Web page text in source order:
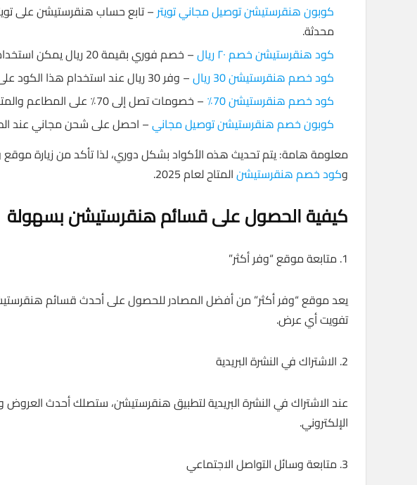
كوبون هنقرستيشن توصيل مجاني تويتر– تابع حساب هنقرستيشن على
محدثة.
كود هنقرستيشن خصم ٢٠ ريال
– خصم فوري بقيمة 20 ريال يمكن استخدامه على أي طلب يتجاوز الحد الأدنى المطلوب.
كود خصم هنقرستيشن 30 ريال
– وفر 30 ريال عند استخدام هذا الكود على طلبك التالي.
كود خصم هنقرستيشن 70٪
– خصومات تصل إلى 70٪ على المطاعم والمتاجر المشاركة.
كوبون خصم هنقرستيشن توصيل مجاني– احصل على شحن مجاني عند
معلومة هامة: يتم تحديث هذه الأكواد بشكل دوري، لذا تأكد من زيارة موقع
وكود خصم هنقرستيشنالمتاح لعام 2025.
كيفية الحصول على قسائم هنقرستيشن بسهولة
1. متابعة موقع “وفر أكثر”
يعد موقع “وفر أكثر” من أفضل المصادر للحصول على أحدث قسائم
تفويت أي عرض.
2. الاشتراك في النشرة البريدية
عند الاشتراك في النشرة البريدية لتطبيق هنقرستيشن، ستصلك أحدث
الإلكتروني.
3. متابعة وسائل التواصل الاجتماعي